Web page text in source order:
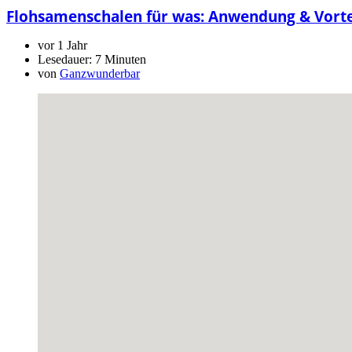
Flohsamenschalen für was: Anwendung &
vor 1 Jahr
Lesedauer: 7 Minuten
von Ganzwunderbar